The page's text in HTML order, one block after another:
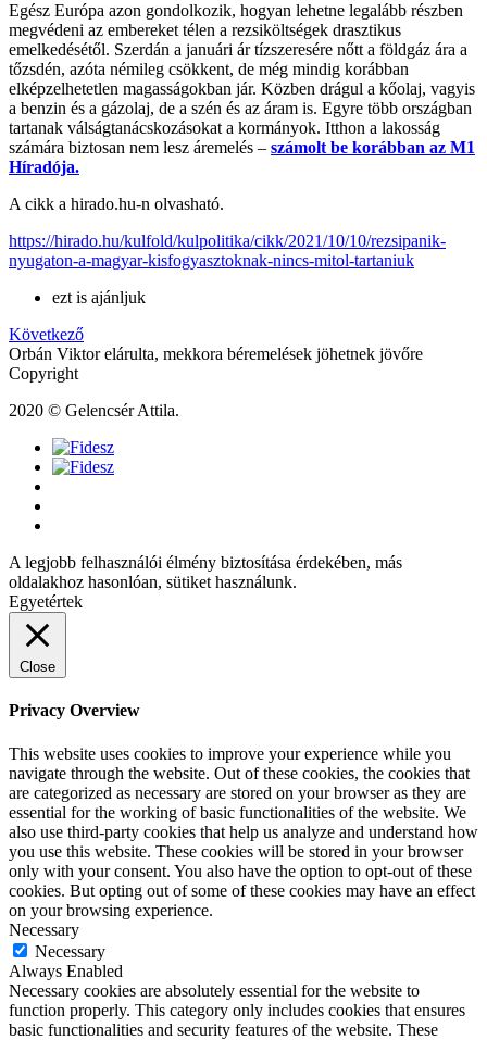
Egész Európa azon gondolkozik, hogyan lehetne legalább részben
megvédeni az embereket télen a rezsiköltségek drasztikus
emelkedésétől. Szerdán a januári ár tízszeresére nőtt a földgáz ára a
tőzsdén, azóta némileg csökkent, de még mindig korábban
elképzelhetetlen magasságokban jár. Közben drágul a kőolaj, vagyis
a benzin és a gázolaj, de a szén és az áram is. Egyre több országban
tartanak válságtanácskozásokat a kormányok. Itthon a lakosság
számára biztosan nem lesz áremelés – számolt be korábban az M1
Híradója.
A cikk a hirado.hu-n olvasható.
https://hirado.hu/kulfold/kulpolitika/cikk/2021/10/10/rezsipanik-
nyugaton-a-magyar-kisfogyasztoknak-nincs-mitol-tartaniuk
ezt is ajánljuk
Következő
Orbán Viktor elárulta, mekkora béremelések jöhetnek jövőre
Copyright
2020 © Gelencsér Attila.
A legjobb felhasználói élmény biztosítása érdekében, más
oldalakhoz hasonlóan, sütiket használunk.
Egyetértek
Close
Privacy Overview
This website uses cookies to improve your experience while you
navigate through the website. Out of these cookies, the cookies that
are categorized as necessary are stored on your browser as they are
essential for the working of basic functionalities of the website. We
also use third-party cookies that help us analyze and understand how
you use this website. These cookies will be stored in your browser
only with your consent. You also have the option to opt-out of these
cookies. But opting out of some of these cookies may have an effect
on your browsing experience.
Necessary
Necessary
Always Enabled
Necessary cookies are absolutely essential for the website to
function properly. This category only includes cookies that ensures
basic functionalities and security features of the website. These